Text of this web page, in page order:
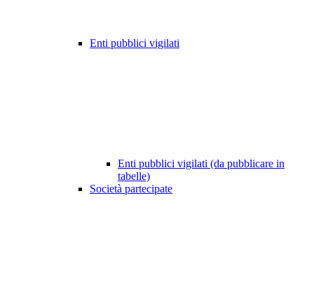
Enti pubblici vigilati
Enti pubblici vigilati (da pubblicare in
tabelle)
Società partecipate